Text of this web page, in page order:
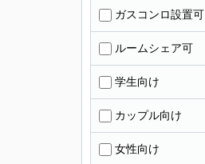
ガスコンロ設置可
ルームシェア可
学生向け
カップル向け
女性向け